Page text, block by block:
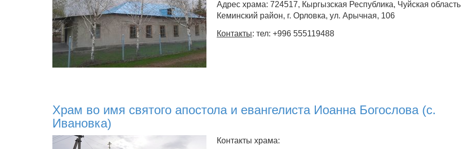
Адрес храма: 724517, Кыргызская Республика, Чуйская область
Кеминский район, г. Орловка, ул. Арычная, 106
Контакты: тел: +996 555119488
Храм во имя святого апостола и евангелиста Иоанна Богослова (с.
Ивановка)
Контакты храма: